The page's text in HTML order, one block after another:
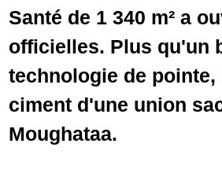
Santé de 1 340 m² a
officielles. Plus qu'un
technologie de
ciment d'une union
Moughataa.